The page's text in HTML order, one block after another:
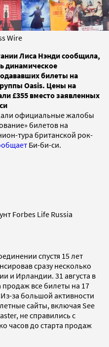
Wire
Лиcа Нэнди сообщила,
динамическое
билеты на
Oasis. Цены на
£355 вместо заявленных
официальные жалобы
билетов на
тура британской рок-
Би-би-си.
Forbes Life Russia
спустя 15 лет
сразу несколько
и Ирландии. 31 августа в
продаж все билеты на 17
за большой активности
сайты, включая See
не справились с
часов до старта продаж